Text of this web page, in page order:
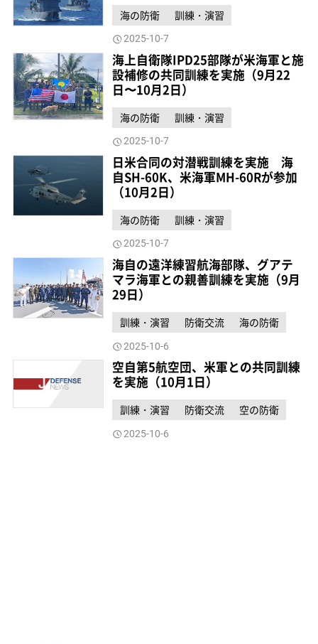
海の防衛 訓練・演習
2025-10-7
海上自衛隊IPD25部隊が米海軍と施
設補修の共同訓練を実施（9月22
日〜10月2日）
海の防衛 訓練・演習
2025-10-7
日米合同の対潜戦訓練を実施 海
自SH-60K、米海軍MH-60Rが参加
（10月2日）
海の防衛 訓練・演習
2025-10-7
海自の遠洋練習航海部隊、グアテ
マラ海軍との親善訓練を実施（9月
29日）
訓練・演習 防衛交流 海の防衛
2025-10-6
空自第5航空団、米軍との共同訓練
を実施（10月1日）
訓練・演習 防衛交流 空の防衛
2025-10-6